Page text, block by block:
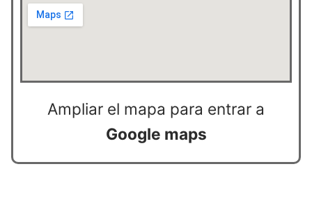
Ampliar el mapa para entrar a
Google maps